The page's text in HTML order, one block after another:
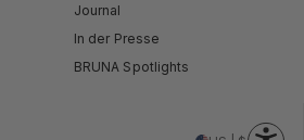
Journal
In der Presse
BRUNA Spotlights